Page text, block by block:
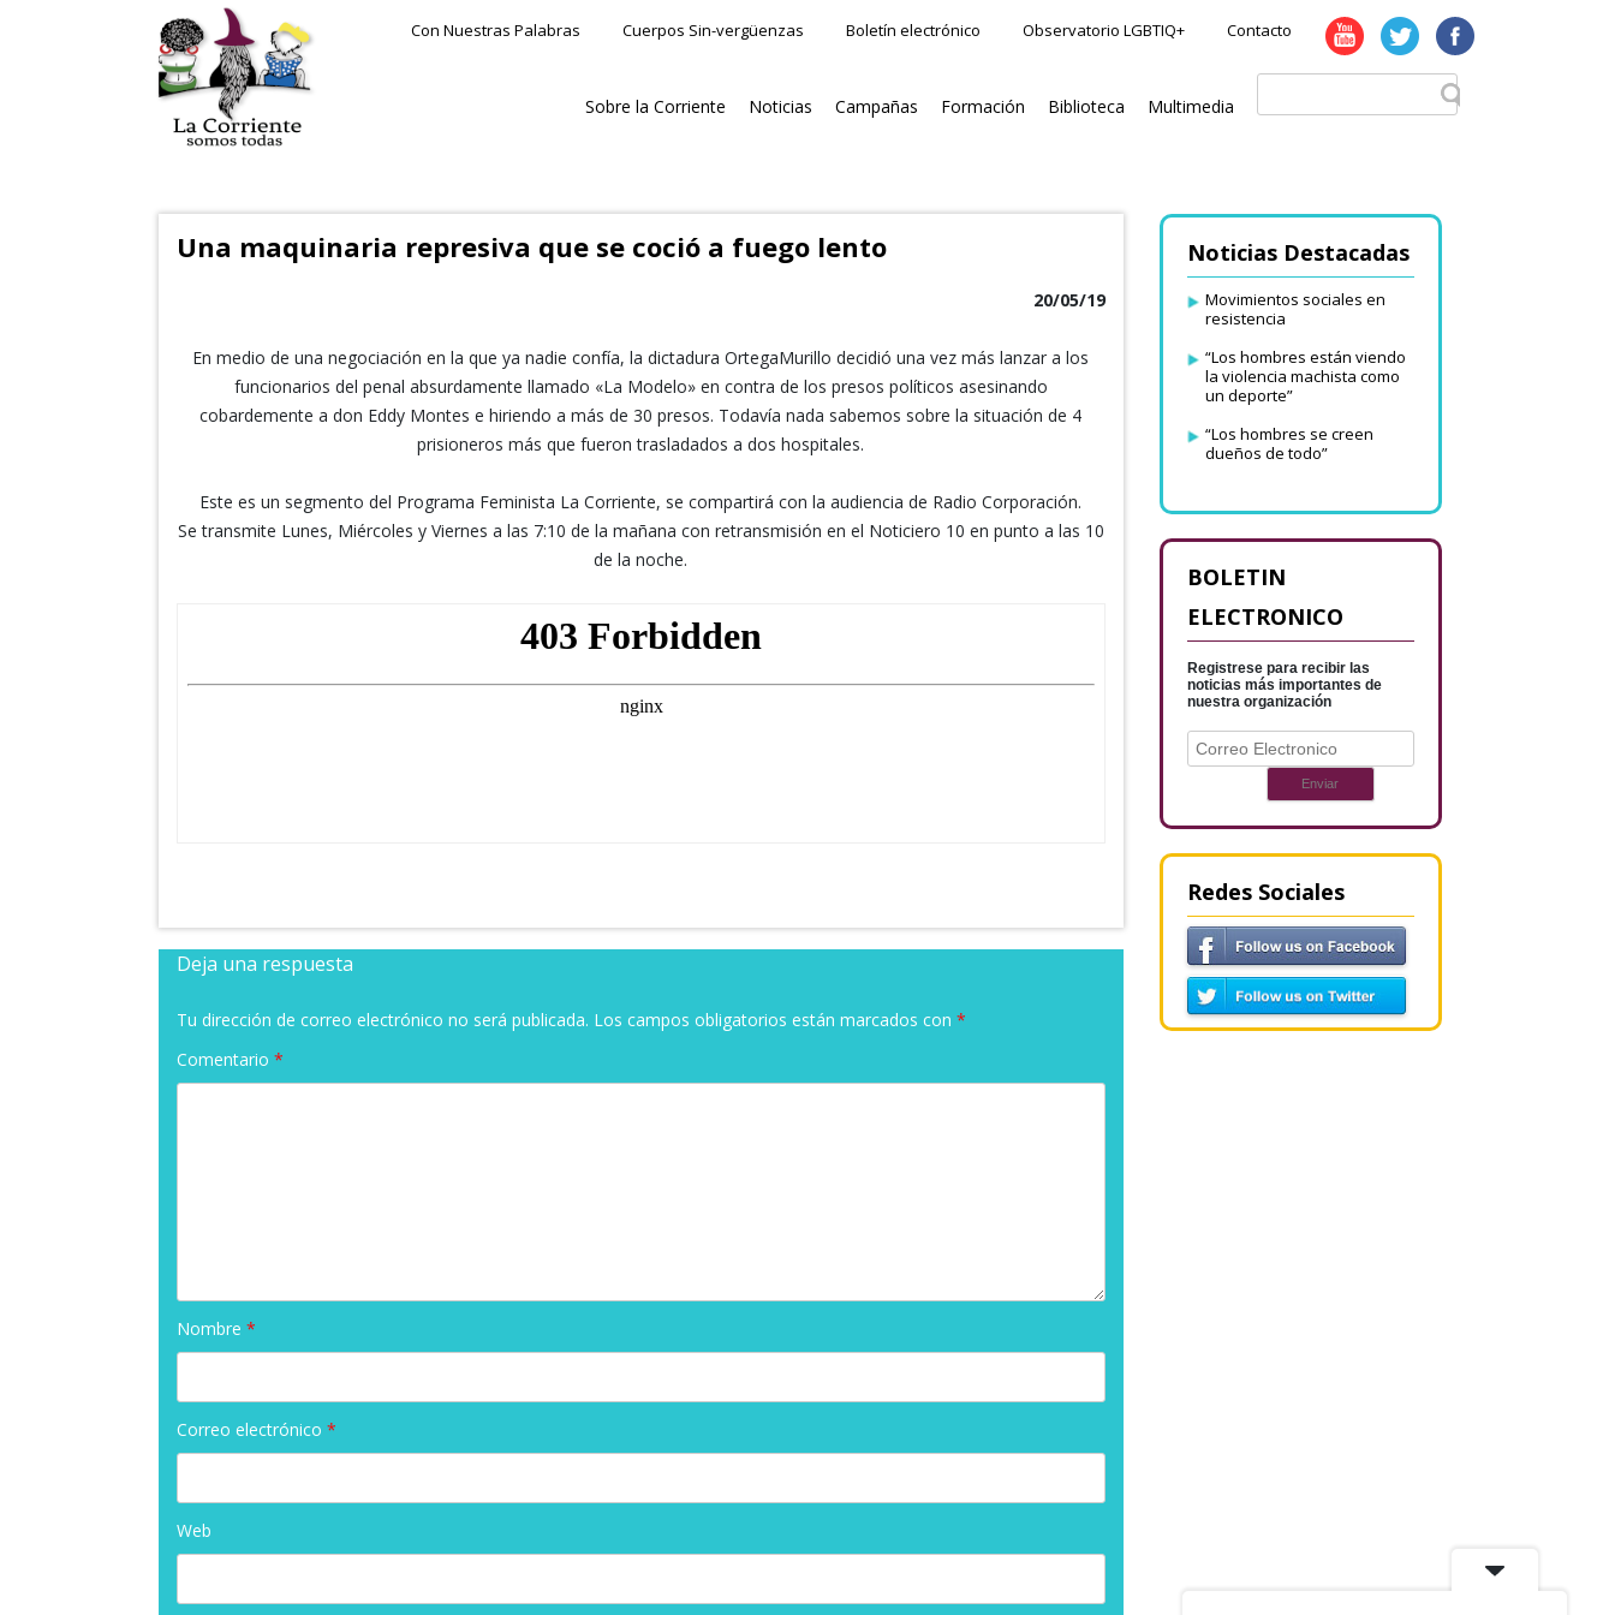
Con Nuestras Palabras Cuerpos Sin-vergüenzas Boletín electrónico Observatorio LGBTIQ+ Contacto
Sobre la Corriente Noticias Campañas Formación Biblioteca Multimedia
Una maquinaria represiva que se coció a fuego lento
20/05/19
En medio de una negociación en la que ya nadie confía, la dictadura OrtegaMurillo decidió una vez más lanzar a los
funcionarios del penal absurdamente llamado «La Modelo» en contra de los presos políticos asesinando
cobardemente a don Eddy Montes e hiriendo a más de 30 presos. Todavía nada sabemos sobre la situación de 4
prisioneros más que fueron trasladados a dos hospitales.
Este es un segmento del Programa Feminista La Corriente, se compartirá con la audiencia de Radio Corporación.
Se transmite Lunes, Miércoles y Viernes a las 7:10 de la mañana con retransmisión en el Noticiero 10 en punto a las 10
de la noche.
Deja una respuesta
Tu dirección de correo electrónico no será publicada. Los campos obligatorios están marcados con *
Comentario *
Nombre *
Correo electrónico *
Web
Noticias Destacadas
Movimientos sociales en
resistencia
“Los hombres están viendo
la violencia machista como
un deporte”
“Los hombres se creen
dueños de todo”
BOLETIN
ELECTRONICO
Registrese para recibir las
noticias más importantes de
nuestra organización
Redes Sociales